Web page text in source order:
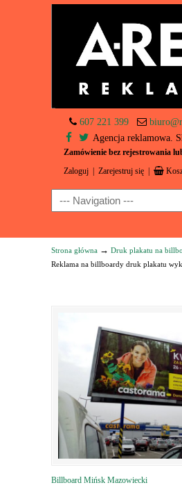
607 221 399
Agencja reklamowa.
Zamówienie bez rejestrowania
Zaloguj Zarejestruj się
Navigation
Strona główna → Druk plakatu na
Reklama na billboardy druk plakatu
Billboard Mińsk Mazowiecki